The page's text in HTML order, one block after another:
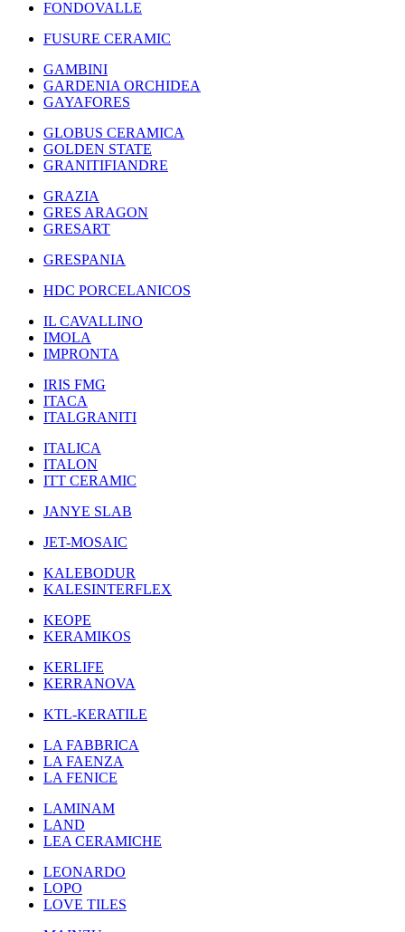
FONDOVALLE
FUSURE CERAMIC
GAMBINI
GARDENIA ORCHIDEA
GAYAFORES
GLOBUS CERAMICA
GOLDEN STATE
GRANITIFIANDRE
GRAZIA
GRES ARAGON
GRESART
GRESPANIA
HDC PORCELANICOS
IL CAVALLINO
IMOLA
IMPRONTA
IRIS FMG
ITACA
ITALGRANITI
ITALICA
ITALON
ITT CERAMIC
JANYE SLAB
JET-MOSAIC
KALEBODUR
KALESINTERFLEX
KEOPE
KERAMIKOS
KERLIFE
KERRANOVA
KTL-KERATILE
LA FABBRICA
LA FAENZA
LA FENICE
LAMINAM
LAND
LEA CERAMICHE
LEONARDO
LOPO
LOVE TILES